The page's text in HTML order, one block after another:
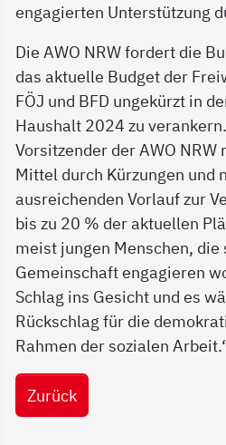
engagierten Unterstützung
Die AWO NRW fordert die
das aktuelle Budget der
FÖJ und BFD ungekürzt in
Haushalt 2024 zu
Vorsitzender der AWO NRW
Mittel durch Kürzungen und
ausreichenden Vorlauf zur
bis zu 20 % der aktuellen
meist jungen Menschen, die
Gemeinschaft engagieren
Schlag ins Gesicht und es
Rückschlag für die
Rahmen der sozialen
Zurück